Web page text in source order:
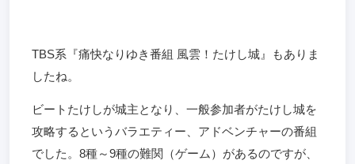
TBS系『痛快なりゆき番組 風雲！たけし城』もありま
したね。
ビートたけしが城主となり、一般参加者がたけし城を
攻略するというバラエティー、アドベンチャーの番組
でした。8種～9種の難関（ゲーム）があるのですが、